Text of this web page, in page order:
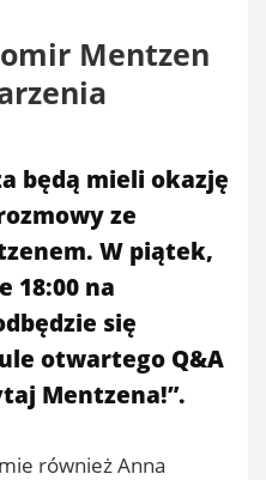
Mentzen
będą mieli okazję
ze
W piątek,
18:00 na
się
otwartego Q&A
Mentzena!”.
również Anna